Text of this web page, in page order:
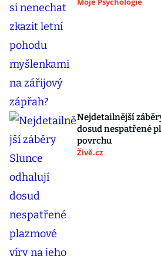
Nejdetailnější
dosud nespatřené
povrchu
Živě.cz